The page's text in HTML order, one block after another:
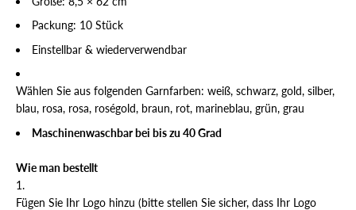
Packung: 10 Stück
Einstellbar & wiederverwendbar
Wählen Sie aus folgenden Garnfarben: weiß, schwarz, gold, silber,
blau, rosa, rosa, roségold, braun, rot, marineblau, grün, grau
Maschinenwaschbar bei bis zu 40 Grad
Wie man bestellt
Fügen Sie Ihr Logo hinzu (bitte stellen Sie sicher, dass Ihr Logo